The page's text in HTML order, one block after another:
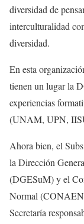
diversidad de
interculturalidad
diversidad.
En esta
tienen un lugar la
experiencias
(UNAM, UPN,
Ahora bien, el
la Dirección
(DGESuM) y el
Normal
Secretaría